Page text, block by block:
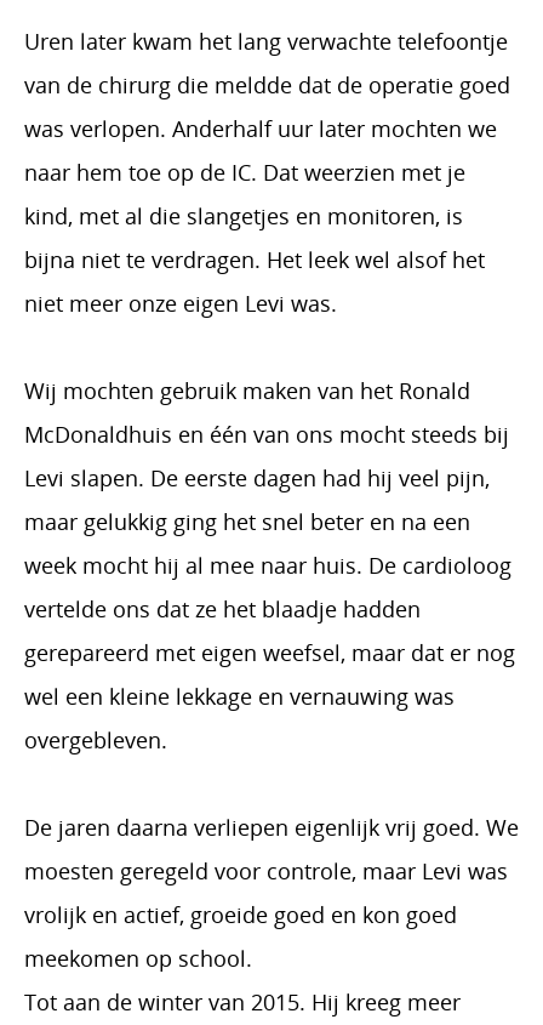
Uren later kwam het lang verwachte telefoontje
van de chirurg die meldde dat de operatie goed
was verlopen. Anderhalf uur later mochten we
naar hem toe op de IC. Dat weerzien met je
kind, met al die slangetjes en monitoren, is
bijna niet te verdragen. Het leek wel alsof het
niet meer onze eigen Levi was.
Wij mochten gebruik maken van het Ronald
McDonaldhuis en één van ons mocht steeds bij
Levi slapen. De eerste dagen had hij veel pijn,
maar gelukkig ging het snel beter en na een
week mocht hij al mee naar huis. De cardioloog
vertelde ons dat ze het blaadje hadden
gerepareerd met eigen weefsel, maar dat er nog
wel een kleine lekkage en vernauwing was
overgebleven.
De jaren daarna verliepen eigenlijk vrij goed. We
moesten geregeld voor controle, maar Levi was
vrolijk en actief, groeide goed en kon goed
meekomen op school.
Tot aan de winter van 2015. Hij kreeg meer